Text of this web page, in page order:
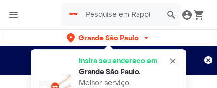
Grande São Paulo
Insira seu endereço em
Grande São Paulo.
Melhor serviço,
Entregas grátis por 15 dias!
Aplicam T&C